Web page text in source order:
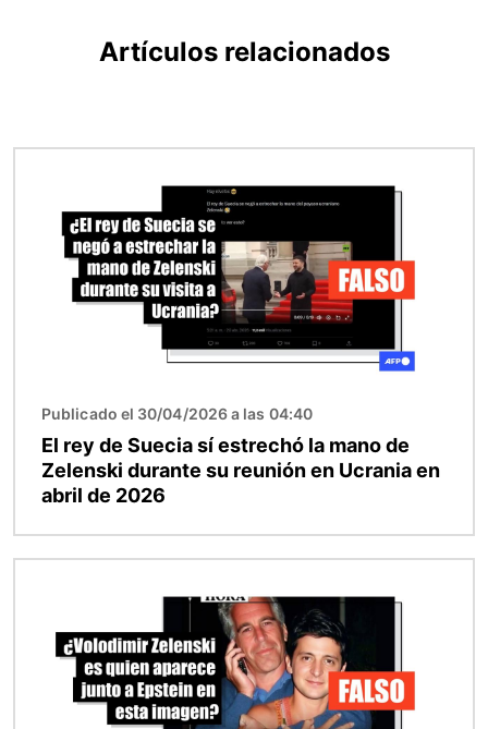
Artículos relacionados
Publicado el 30/04/2026 a las 04:40
El rey de Suecia sí estrechó la mano de
Zelenski durante su reunión en Ucrania en
abril de 2026